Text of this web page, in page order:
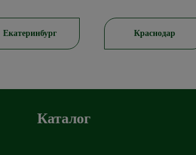
Екатеринбург Краснодар
Каталог